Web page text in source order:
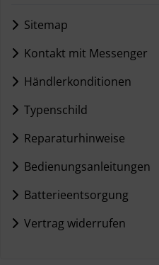
Sitemap
Kontakt mit Messenger
Händlerkonditionen
Typenschild
Reparaturhinweise
Bedienungsanleitungen
Batterieentsorgung
Vertrag widerrufen